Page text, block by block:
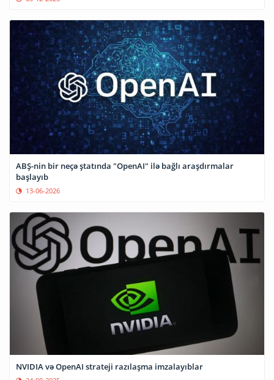
ABŞ-nin bir neçə ştatında "OpenAI" ilə bağlı araşdırmalar
başlayıb
13-06-2026
NVIDIA və OpenAI strateji razılaşma imzalayıblar